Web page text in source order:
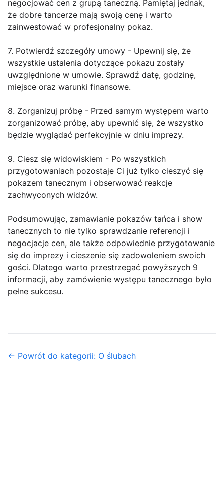
negocjować cen z grupą taneczną. Pamiętaj jednak,
że dobre tancerze mają swoją cenę i warto
zainwestować w profesjonalny pokaz.
7. Potwierdź szczegóły umowy - Upewnij się, że
wszystkie ustalenia dotyczące pokazu zostały
uwzględnione w umowie. Sprawdź datę, godzinę,
miejsce oraz warunki finansowe.
8. Zorganizuj próbę - Przed samym występem warto
zorganizować próbę, aby upewnić się, że wszystko
będzie wyglądać perfekcyjnie w dniu imprezy.
9. Ciesz się widowiskiem - Po wszystkich
przygotowaniach pozostaje Ci już tylko cieszyć się
pokazem tanecznym i obserwować reakcje
zachwyconych widzów.
Podsumowując, zamawianie pokazów tańca i show
tanecznych to nie tylko sprawdzanie referencji i
negocjacje cen, ale także odpowiednie przygotowanie
się do imprezy i cieszenie się zadowoleniem swoich
gości. Dlatego warto przestrzegać powyższych 9
informacji, aby zamówienie występu tanecznego było
pełne sukcesu.
← Powrót do kategorii: O ślubach